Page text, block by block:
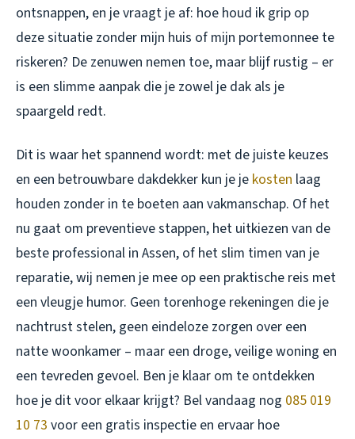
ontsnappen, en je vraagt je af: hoe houd ik grip op
deze situatie zonder mijn huis of mijn portemonnee te
riskeren? De zenuwen nemen toe, maar blijf rustig – er
is een slimme aanpak die je zowel je dak als je
spaargeld redt.
Dit is waar het spannend wordt: met de juiste keuzes
en een betrouwbare dakdekker kun je je kosten laag
houden zonder in te boeten aan vakmanschap. Of het
nu gaat om preventieve stappen, het uitkiezen van de
beste professional in Assen, of het slim timen van je
reparatie, wij nemen je mee op een praktische reis met
een vleugje humor. Geen torenhoge rekeningen die je
nachtrust stelen, geen eindeloze zorgen over een
natte woonkamer – maar een droge, veilige woning en
een tevreden gevoel. Ben je klaar om te ontdekken
hoe je dit voor elkaar krijgt? Bel vandaag nog 085 019
10 73 voor een gratis inspectie en ervaar hoe